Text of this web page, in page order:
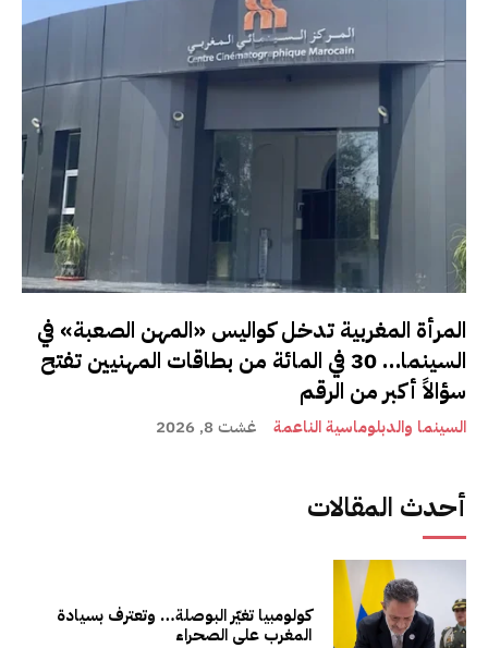
المرأة المغربية تدخل كواليس «المهن الصعبة» في
السينما… 30 في المائة من بطاقات المهنيين تفتح
سؤالاً أكبر من الرقم
السينما والدبلوماسية الناعمة غشت 8, 2026
أحدث المقالات
كولومبيا تغيّر البوصلة… وتعترف بسيادة
المغرب على الصحراء